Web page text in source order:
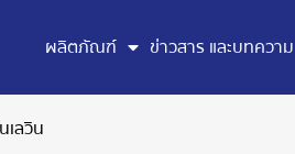
ผลิตภัณฑ์ ข่าวสาร และบทความ
เลวิน